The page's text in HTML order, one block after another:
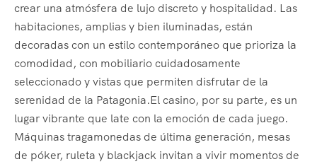
crear una atmósfera de lujo discreto y hospitalidad. Las
habitaciones, amplias y bien iluminadas, están
decoradas con un estilo contemporáneo que prioriza la
comodidad, con mobiliario cuidadosamente
seleccionado y vistas que permiten disfrutar de la
serenidad de la Patagonia.El casino, por su parte, es un
lugar vibrante que late con la emoción de cada juego.
Máquinas tragamonedas de última generación, mesas
de póker, ruleta y blackjack invitan a vivir momentos de